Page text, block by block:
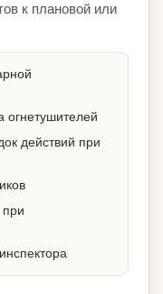
к плановой или
огнетушителей
действий при
при